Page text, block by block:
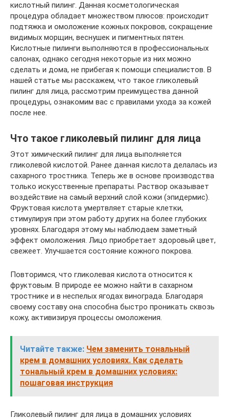
кислотный пилинг. Данная косметологическая
процедура обладает множеством плюсов: происходит
подтяжка и омоложение кожных покровов, сокращение
видимых морщин, веснушек и пигментных пятен.
Кислотные пилинги выполняются в профессиональных
салонах, однако сегодня некоторые из них можно
сделать и дома, не прибегая к помощи специалистов. В
нашей статье мы расскажем, что такое гликолевый
пилинг для лица, рассмотрим преимущества данной
процедуры, ознакомим вас с правилами ухода за кожей
после нее.
Что такое гликолевый пилинг для лица
Этот химический пилинг для лица выполняется
гликолевой кислотой. Ранее данная кислота делалась из
сахарного тростника. Теперь же в основе производства
только искусственные препараты. Раствор оказывает
воздействие на самый верхний слой кожи (эпидермис).
Фруктовая кислота умертвляет старые клетки,
стимулируя при этом работу других на более глубоких
уровнях. Благодаря этому мы наблюдаем заметный
эффект омоложения. Лицо приобретает здоровый цвет,
свежеет. Улучшается состояние кожного покрова.
Повторимся, что гликолевая кислота относится к
фруктовым. В природе ее можно найти в сахарном
тростнике и в неспелых ягодах винограда. Благодаря
своему составу она способна быстро проникать сквозь
кожу, активизируя процессы омоложения.
Читайте также: Чем заменить тональный
крем в домашних условиях. Как сделать
тональный крем в домашних условиях:
пошаговая инструкция
Гликолевый пилинг для лица в домашних условиях